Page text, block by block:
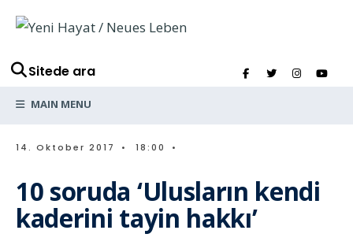
Sitede ara
MAIN MENU
14. Oktober 2017 • 18:00 •
10 soruda ‘Ulusların kendi
kaderini tayin hakkı’